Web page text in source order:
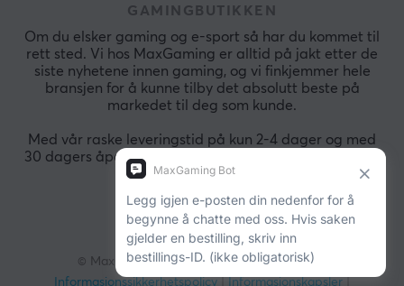
GAMINGBUTIKKEN
Om du elsker gaming og e-sport så har du kommet til
rett sted. Vi hos MaxGaming er alltid på jakt etter de
siste nyhetene innen gaming, og vi finkjemmer hele
bransjen for å kunne tilby det absolutt beste på
markedet til deg som kunde.
Med vår raske leveringstid på kun 2-4 dager og med
30 dagers åpent kjøp så kan du alltid handle raskt og
sikkert.
© MaxGaming. Alle rettigheter.Vår bedrift
Informasjonssikkerhetspolicy
Informasjonskapsler